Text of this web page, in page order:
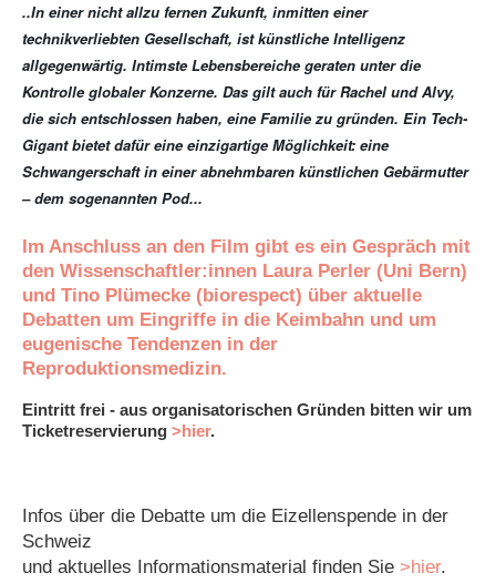
..In einer nicht allzu fernen Zukunft, inmitten einer
technikverliebten Gesellschaft, ist künstliche Intelligenz
allgegenwärtig. Intimste Lebensbereiche geraten unter die
Kontrolle globaler Konzerne. Das gilt auch für Rachel und Alvy,
die sich entschlossen haben, eine Familie zu gründen. Ein Tech-
Gigant bietet dafür eine einzigartige Möglichkeit: eine
Schwangerschaft in einer abnehmbaren künstlichen Gebärmutter
– dem sogenannten Pod...
Im Anschluss an den Film gibt es ein Gespräch mit
den Wissenschaftler:innen Laura Perler (Uni Bern)
und Tino Plümecke (biorespect) über aktuelle
Debatten um Eingriffe in die Keimbahn und um
eugenische Tendenzen in der
Reproduktionsmedizin.
Eintritt frei - aus organisatorischen Gründen bitten wir um
Ticketreservierung >hier.
Infos über die Debatte um die Eizellenspende in der
Schweiz
und aktuelles Informationsmaterial finden Sie >hier.